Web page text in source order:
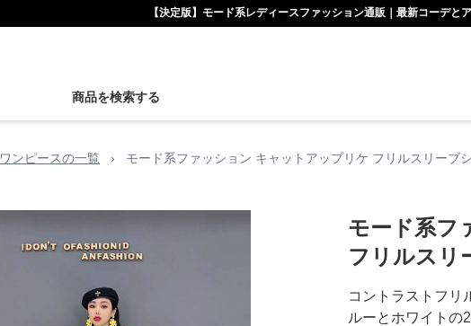
【決定版】モード系レディースファッション通販｜最新コーデと
商品を検索する
ワンピースの一覧 › モード系ファッション キャットアップリケ フリルスリーブ
モード系フ
フリルスリ
コントラストフリ
ルーとホワイトの